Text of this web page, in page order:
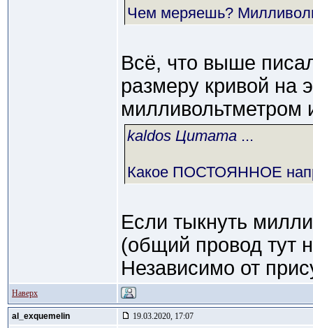
Чем меряешь?
Всё, что выше
размеру кривой на
милливольтметром
kaldos Цитата ...
Какое ПОСТОЯННОЕ
Если тыкнуть
(общий провод тут
Независимо от
Наверх
al_exquemelin
19.03.2020, 17:07